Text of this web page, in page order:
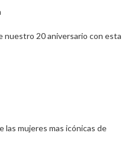
nuestro 20 aniversario con esta
las mujeres mas icónicas de